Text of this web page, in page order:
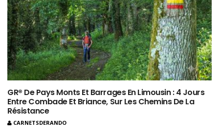
GR® De Pays Monts Et Barrages En Limousin : 4 Jours
Entre Combade Et Briance, Sur Les Chemins De La
Résistance
CARNETSDERANDO